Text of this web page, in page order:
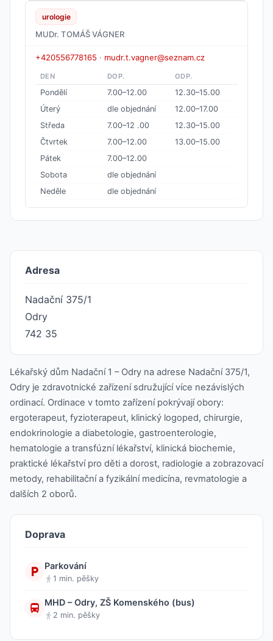
urologie
MUDr. TOMÁŠ VÁGNER
+420556778165 · mudr.t.vagner@seznam.cz
DEN DOP. ODP.
Pondělí 7.00–12.00
12.30–15.00
Úterý
dle objednání
12.00–17.00
Středa
7.00–12 .00
12.30–15.00
Čtvrtek
7.00–12.00
13.00–15.00
Pátek
7.00–12.00
Sobota
dle objednání
Neděle
dle objednání
Adresa
Nadační 375/1
Odry
742 35
Lékařský dům Nadační 1 – Odry na adrese Nadační 375/1,
Odry je zdravotnické zařízení sdružující více nezávislých
ordinací. Ordinace v tomto zařízení pokrývají obory:
ergoterapeut, fyzioterapeut, klinický logoped, chirurgie,
endokrinologie a diabetologie, gastroenterologie,
hematologie a transfúzní lékařství, klinická biochemie,
praktické lékařství pro děti a dorost, radiologie a zobrazovací
metody, rehabilitační a fyzikální medicína, revmatologie a
dalších 2 oborů.
Doprava
Parkování
1 min. pěšky
MHD – Odry, ZŠ Komenského (bus)
2 min. pěšky